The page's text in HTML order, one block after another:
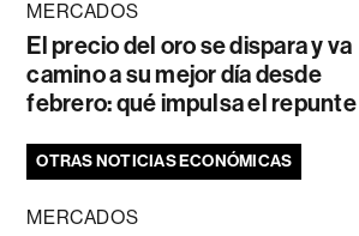
MERCADOS
El precio del oro se dispara y va
camino a su mejor día desde
febrero: qué impulsa el repunte
OTRAS NOTICIAS ECONÓMICAS
MERCADOS